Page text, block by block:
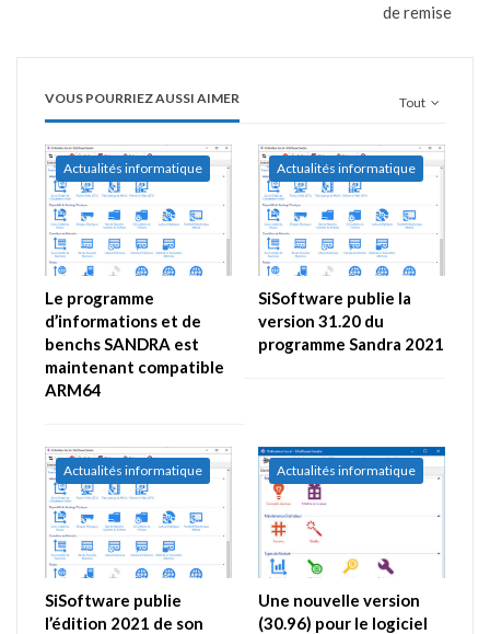
de remise
Tout
VOUS POURRIEZ AUSSI AIMER
Actualités informatique
Le programme
d’informations et de
benchs SANDRA est
maintenant compatible
ARM64
Actualités informatique
SiSoftware publie la
version 31.20 du
programme Sandra 2021
Actualités informatique
SiSoftware publie
l’édition 2021 de son
Actualités informatique
Une nouvelle version
(30.96) pour le logiciel